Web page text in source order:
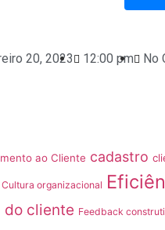
20, 2023 12:00 pm No
ao Cliente cadastro
Cultura organizacional
do cliente Feedback